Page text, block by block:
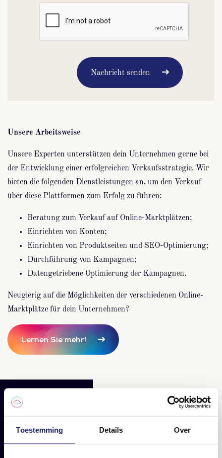
Toestemming Details Over
Nachricht senden
Unsere Arbeitsweise
Unsere Experten unterstützen dein Unternehmen gerne bei
der Entwicklung einer erfolgreichen Verkaufsstrategie. Wir
bieten die folgenden Dienstleistungen an, um den Verkauf
über diese Plattformen zum Erfolg zu führen:
Beratung zum Verkauf auf Online-Marktplätzen;
Einrichten von Konten;
Einrichten von Produktseiten und SEO-Optimierung;
Durchführung von Kampagnen;
Datengetriebene Optimierung der Kampagnen.
Neugierig auf die Möglichkeiten der verschiedenen Online-
Marktplätze für dein Unternehmen?
Lernen Sie mehr!
VERBUNDEN
Lesen Sie hier Ihren
täglichen Teil des